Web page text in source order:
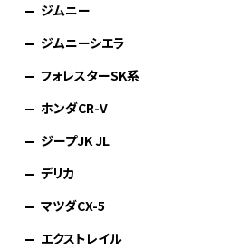
ジムニー
ジムニーシエラ
フォレスターSK系
ホンダCR-V
ジープJK JL
デリカ
マツダCX-5
エクストレイル